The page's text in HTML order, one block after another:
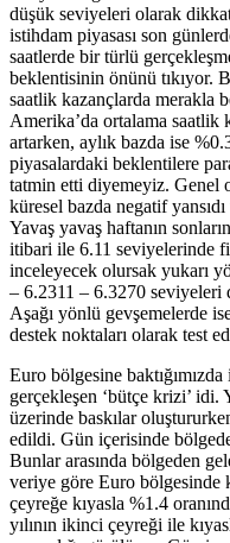
düşük seviyeleri olarak
istihdam piyasası son
saatlerde bir türlü
beklentisinin önünü tıkıyor.
saatlik kazançlarda merakla
Amerika’da ortalama saatlik
artarken, aylık bazda ise
piyasalardaki beklentilere
tatmin etti diyemeyiz. Genel
küresel bazda negatif
Yavaş yavaş haftanın
itibari ile 6.11 seviyelerinde
inceleyecek olursak yukarı
– 6.2311 – 6.3270 seviyeleri
Aşağı yönlü gevşemelerde
destek noktaları olarak test
Euro bölgesine
gerçekleşen ‘bütçe krizi’ idi.
üzerinde baskılar
edildi. Gün içerisinde
Bunlar arasında bölgeden
veriye göre Euro
çeyreğe kıyasla %1.4
yılının ikinci çeyreği ile